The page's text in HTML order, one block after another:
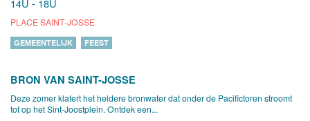
14U - 18U
PLACE SAINT-JOSSE
GEMEENTELIJK FEEST
BRON VAN SAINT-JOSSE
Deze zomer klatert het heldere bronwater dat onder de Pacifictoren stroomt
tot op het Sint-Joostplein. Ontdek een...